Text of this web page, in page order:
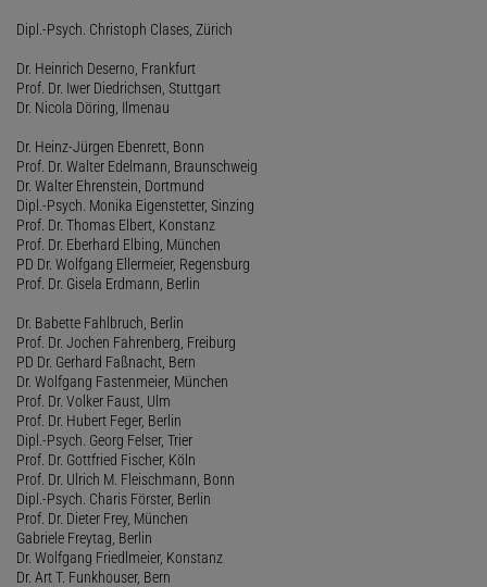
Dipl.-Psych. Christoph Clases, Zürich
Dr. Heinrich Deserno, Frankfurt
Prof. Dr. Iwer Diedrichsen, Stuttgart
Dr. Nicola Döring, Ilmenau
Dr. Heinz-Jürgen Ebenrett, Bonn
Prof. Dr. Walter Edelmann, Braunschweig
Dr. Walter Ehrenstein, Dortmund
Dipl.-Psych. Monika Eigenstetter, Sinzing
Prof. Dr. Thomas Elbert, Konstanz
Prof. Dr. Eberhard Elbing, München
PD Dr. Wolfgang Ellermeier, Regensburg
Prof. Dr. Gisela Erdmann, Berlin
Dr. Babette Fahlbruch, Berlin
Prof. Dr. Jochen Fahrenberg, Freiburg
PD Dr. Gerhard Faßnacht, Bern
Dr. Wolfgang Fastenmeier, München
Prof. Dr. Volker Faust, Ulm
Prof. Dr. Hubert Feger, Berlin
Dipl.-Psych. Georg Felser, Trier
Prof. Dr. Gottfried Fischer, Köln
Prof. Dr. Ulrich M. Fleischmann, Bonn
Dipl.-Psych. Charis Förster, Berlin
Prof. Dr. Dieter Frey, München
Gabriele Freytag, Berlin
Dr. Wolfgang Friedlmeier, Konstanz
Dr. Art T. Funkhouser, Bern